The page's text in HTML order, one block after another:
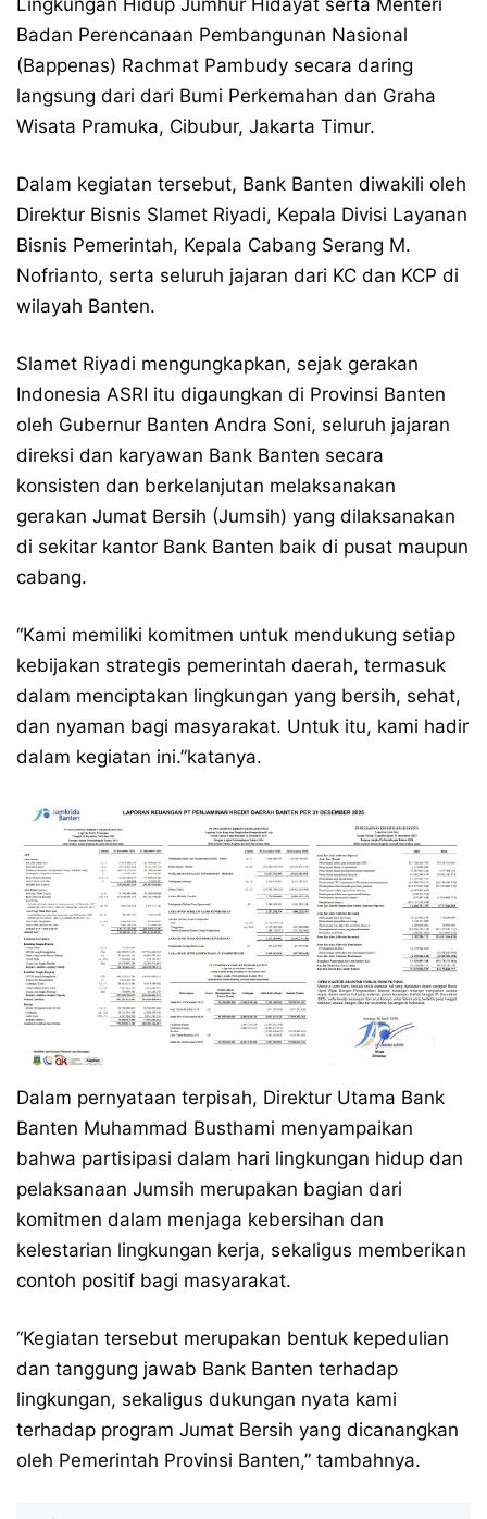
Lingkungan Hidup Jumhur Hidayat serta Menteri
Badan Perencanaan Pembangunan Nasional
(Bappenas) Rachmat Pambudy secara daring
langsung dari dari Bumi Perkemahan dan Graha
Wisata Pramuka, Cibubur, Jakarta Timur.
Dalam kegiatan tersebut, Bank Banten diwakili oleh
Direktur Bisnis Slamet Riyadi, Kepala Divisi Layanan
Bisnis Pemerintah, Kepala Cabang Serang M.
Nofrianto, serta seluruh jajaran dari KC dan KCP di
wilayah Banten.
Slamet Riyadi mengungkapkan, sejak gerakan
Indonesia ASRI itu digaungkan di Provinsi Banten
oleh Gubernur Banten Andra Soni, seluruh jajaran
direksi dan karyawan Bank Banten secara
konsisten dan berkelanjutan melaksanakan
gerakan Jumat Bersih (Jumsih) yang dilaksanakan
di sekitar kantor Bank Banten baik di pusat maupun
cabang.
“Kami memiliki komitmen untuk mendukung setiap
kebijakan strategis pemerintah daerah, termasuk
dalam menciptakan lingkungan yang bersih, sehat,
dan nyaman bagi masyarakat. Untuk itu, kami hadir
dalam kegiatan ini.”katanya.
Dalam pernyataan terpisah, Direktur Utama Bank
Banten Muhammad Busthami menyampaikan
bahwa partisipasi dalam hari lingkungan hidup dan
pelaksanaan Jumsih merupakan bagian dari
komitmen dalam menjaga kebersihan dan
kelestarian lingkungan kerja, sekaligus memberikan
contoh positif bagi masyarakat.
“Kegiatan tersebut merupakan bentuk kepedulian
dan tanggung jawab Bank Banten terhadap
lingkungan, sekaligus dukungan nyata kami
terhadap program Jumat Bersih yang dicanangkan
oleh Pemerintah Provinsi Banten,” tambahnya.